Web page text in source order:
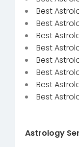
Best
Best
Best
Best
Best
Best
Best
Best
Astrology